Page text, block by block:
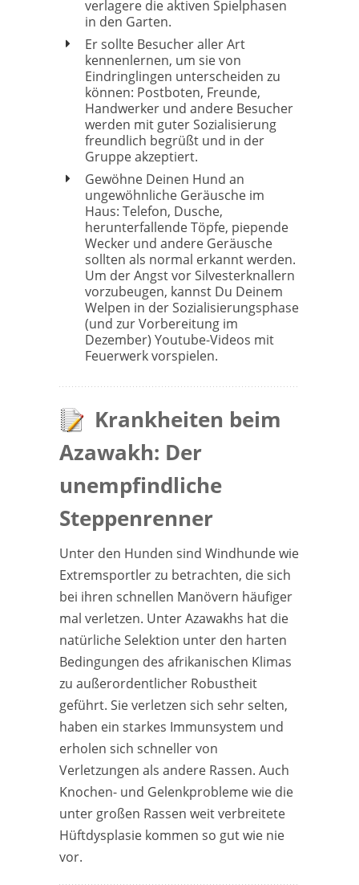
verlagere die aktiven Spielphasen
in den Garten.
Er sollte Besucher aller Art
kennenlernen, um sie von
Eindringlingen unterscheiden zu
können: Postboten, Freunde,
Handwerker und andere Besucher
werden mit guter Sozialisierung
freundlich begrüßt und in der
Gruppe akzeptiert.
Gewöhne Deinen Hund an
ungewöhnliche Geräusche im
Haus: Telefon, Dusche,
herunterfallende Töpfe, piepende
Wecker und andere Geräusche
sollten als normal erkannt werden.
Um der Angst vor Silvesterknallern
vorzubeugen, kannst Du Deinem
Welpen in der Sozialisierungsphase
(und zur Vorbereitung im
Dezember) Youtube-Videos mit
Feuerwerk vorspielen.
Krankheiten beim
Azawakh: Der
unempfindliche
Steppenrenner
Unter den Hunden sind Windhunde wie
Extremsportler zu betrachten, die sich
bei ihren schnellen Manövern häufiger
mal verletzen. Unter Azawakhs hat die
natürliche Selektion unter den harten
Bedingungen des afrikanischen Klimas
zu außerordentlicher Robustheit
geführt. Sie verletzen sich sehr selten,
haben ein starkes Immunsystem und
erholen sich schneller von
Verletzungen als andere Rassen. Auch
Knochen- und Gelenkprobleme wie die
unter großen Rassen weit verbreitete
Hüftdysplasie kommen so gut wie nie
vor.